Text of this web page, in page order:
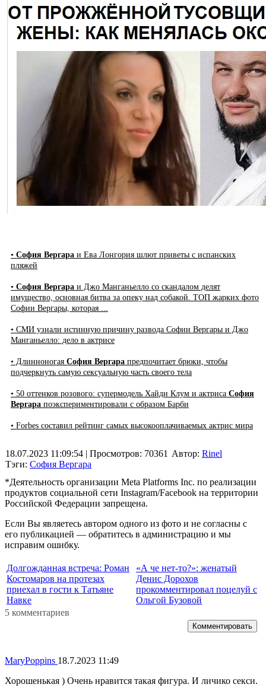
• София Вергара и Ева Лонгория шлют приветы с испанских
пляжей
• София Вергара и Джо Манганьелло со скандалом делят
имущество, основная битва за опеку над собакой. ТОП жарких фото
Софии Вергары, которая ...
• СМИ узнали истинную причину развода Софии Вергары и Джо
Манганьелло: дело в актрисе
• Длинноногая София Вергара предпочитает брюки, чтобы
подчеркнуть самую сексуальную часть своего тела
• 50 оттенков розового: супермодель Хайди Клум и актриса София
Вергара поэкспериментировали с образом Барби
• Forbes составил рейтинг самых высокооплачиваемых актрис мира
18.07.2023 11:09:54 | Просмотров: 70361
Тэги: София Вергара
Автор: Rinel
*Деятельность организации Meta Platforms Inc. по реализации
продуктов социальной сети Instagram/Facebook на территории
Российской Федерации запрещена.
Если Вы являетесь автором одного из фото и не согласны с
его публикацией — обратитесь в администрацию и мы
исправим ошибку.
Долгожданная встреча: Роман
Костомаров на протезах
приехал в гости к Татьяне
Навке
«А че нет-то?»: женатый
Денис Дорохов
прокомментировал поцелуй с
Ольгой Бузовой
5 комментариев
Комментировать
MaryPoppins 18.7.2023 11:49
Хорошенькая ) Очень нравится такая фигура. И личико секси.